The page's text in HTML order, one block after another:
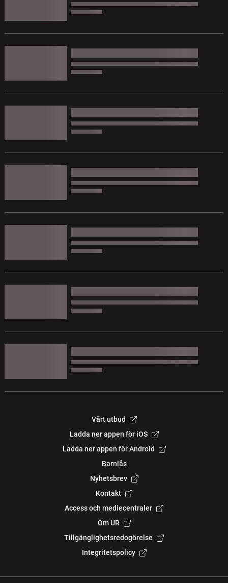
Vårt utbud
Ladda ner appen för iOS
Ladda ner appen för Android
Barnlås
Nyhetsbrev
Kontakt
Access och mediecentraler
Om UR
Tillgänglighetsredogörelse
Integritetspolicy